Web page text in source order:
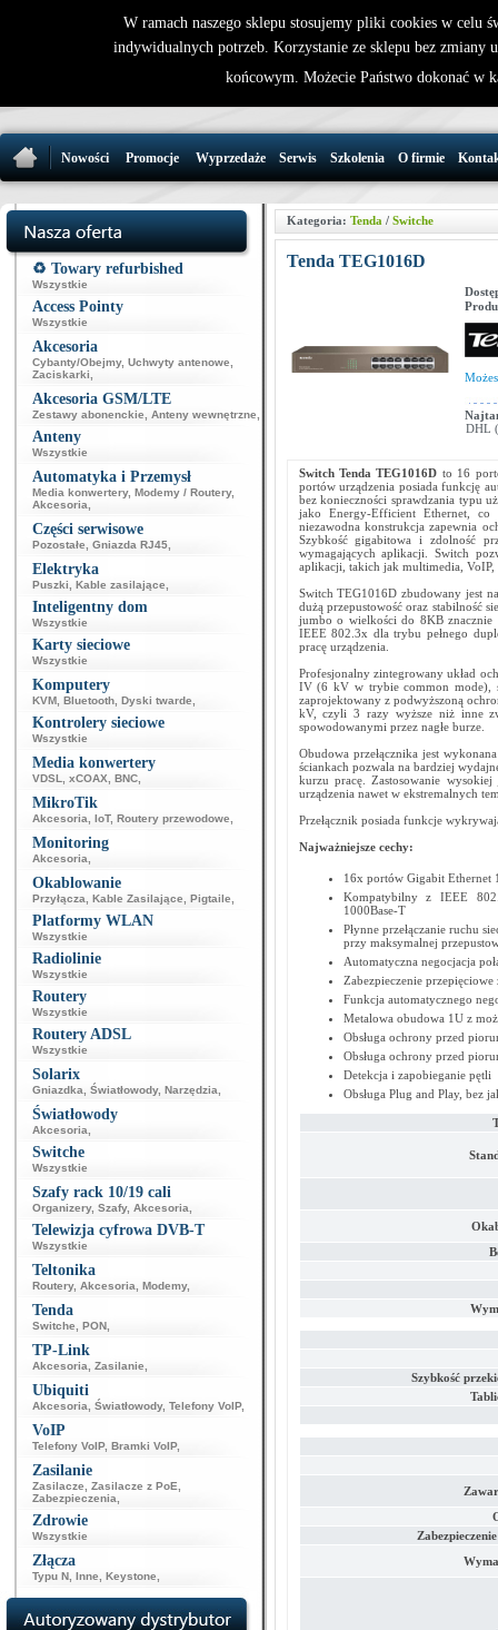
32 721 86
Nowości Promocje Wyprzedaże Serwis Szkolenia O firmie
♻️ Towary refurbished
Wszystkie
Access Pointy
Wszystkie
Akcesoria
Cybanty/Obejmy, Uchwyty antenowe
Zaciskarki
Akcesoria GSM/LTE
Zestawy abonenckie Anteny wewnętrzne
Anteny
Wszystkie
Automatyka i Przemysł
Media konwertery, Modemy / Routery,
Akcesoria
Części serwisowe
Pozostałe Gniazda RJ45
Elektryka
Puszki Kable zasilające
Inteligentny dom
Wszystkie
Karty sieciowe
Wszystkie
Komputery
KVM Bluetooth Dyski twarde
Kontrolery sieciowe
Wszystkie
Media konwertery
VDSL xCOAX BNC
MikroTik
Akcesoria IoT, Routery przewodowe
Monitoring
Akcesoria
Okablowanie
Przyłącza Kable Zasilające Pigtaile
Platformy WLAN
Wszystkie
Radiolinie
Wszystkie
Routery
Wszystkie
Routery ADSL
Wszystkie
Solarix
Gniazdka Światłowody, Narzędzia
Światłowody
Akcesoria
Switche
Wszystkie
Szafy rack 10/19 cali
Organizery, Szafy, Akcesoria
Telewizja cyfrowa DVB-T
Wszystkie
Teltonika
Routery, Akcesoria Modemy,
Tenda
Switche PON
TP-Link
Akcesoria Zasilanie
Ubiquiti
Akcesoria Światłowody, Telefony VoIP,
VoIP
Telefony VoIP, Bramki VoIP,
Zasilanie
Zasilacze Zasilacze z PoE
Zabezpieczenia
Zdrowie
Wszystkie
Złącza
Typu N Inne Keystone
Kategoria: Tenda / Switche
Tenda TEG1016D
DHL
Switch Tenda TEG1016D to 16
portów urządzenia posiada funkcję
bez konieczności sprawdzania typu
jako Energy-Efficient Ethernet, co
niezawodna konstrukcja zapewnia
Szybkość gigabitowa i zdolność
wymagających aplikacji. Switch
aplikacji, takich jak multimedia,
Switch TEG1016D zbudowany jest
dużą przepustowość oraz stabilność
jumbo o wielkości do 8KB znacznie
IEEE 802.3x dla trybu pełnego
pracę urządzenia.
Profesjonalny zintegrowany układ
IV (6 kV w trybie common mode),
zaprojektowany z podwyższoną
kV, czyli 3 razy wyższe niż inne
spowodowanymi przez nagłe burze.
Obudowa przełącznika jest
ściankach pozwala na bardziej
kurzu pracę. Zastosowanie wysokiej
urządzenia nawet w ekstremalnych
Przełącznik posiada funkcje
Najważniejsze cechy:
16x portów Gigabit
Kompatybilny z IEEE
1000Base-T
Płynne przełączanie ruchu
przy maksymalnej
Automatyczna negocjacja
Zabezpieczenie
Funkcja automatycznego
Metalowa obudowa 1U z
Obsługa ochrony przed
Obsługa ochrony przed
Detekcja i zapobieganie pętli
Obsługa Plug and Play, bez
Szybkość
W ramach naszego sklepu stosujemy pliki cookies w celu
indywidualnych potrzeb. Korzystanie ze sklepu bez zmiany
końcowym. Możecie Państwo dokonać w